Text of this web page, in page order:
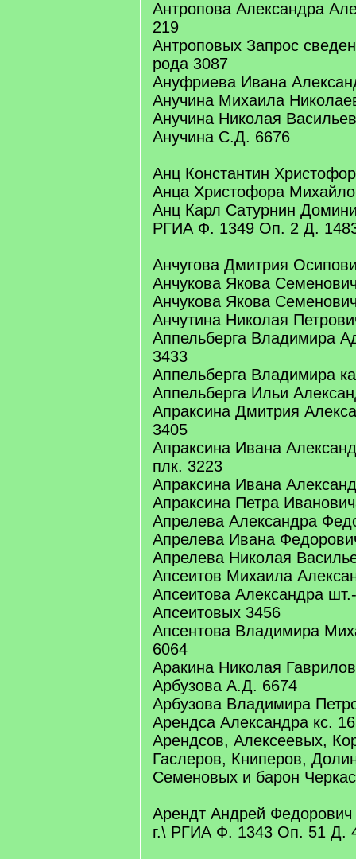
Антропова Александра
219
Антроповых Запрос
рода 3087
Ануфриева Ивана
Анучина Михаила
Анучина Николая
Анучина С.Д. 6676
Анц Константин
Анца Христофора
Анц Карл Сатурнин
РГИА Ф. 1349 Оп. 2 Д.
Анчугова Дмитрия
Анчукова Якова
Анчукова Якова
Анчутина Николая
Аппельберга Владимира
3433
Аппельберга Владимира
Аппельберга Ильи
Апраксина Дмитрия
3405
Апраксина Ивана
плк. 3223
Апраксина Ивана
Апраксина Петра
Апрелева Александра
Апрелева Ивана
Апрелева Николая
Апсеитов Михаила
Апсеитова Александра
Апсеитовых 3456
Апсентова Владимира
6064
Аракина Николая
Арбузова А.Д. 6674
Арбузова Владимира
Арендса Александра кс.
Арендсов, Алексеевых,
Гаслеров, Книперов,
Семеновых и барон
Арендт Андрей
г.\ РГИА Ф. 1343 Оп. 51 Д.